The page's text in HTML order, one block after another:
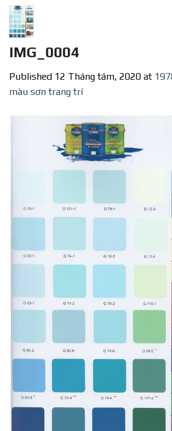
Skip
content
IMG_0004
Published 12 Tháng tám, 2020 at
màu sơn trang trí